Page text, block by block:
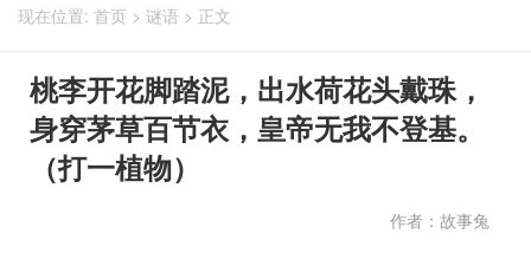
现在位置: 首页 > 谜语 > 正文
桃李开花脚踏泥，出水荷花头戴珠，
身穿茅草百节衣，皇帝无我不登基。
（打一植物）
作者：故事兔